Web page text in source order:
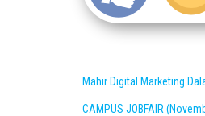
Mahir Digital Marketing
CAMPUS JOBFAIR